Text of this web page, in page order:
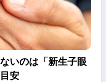
いのは「新生子眼
安